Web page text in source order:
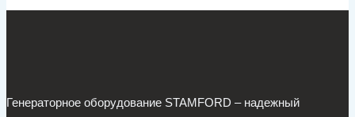
Генераторное оборудование STAMFORD – надежный